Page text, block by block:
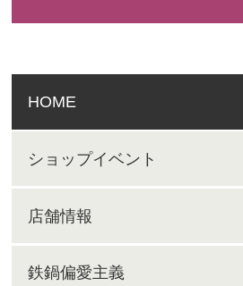
HOME
ショップイベント
店舗情報
鉄鍋偏愛主義